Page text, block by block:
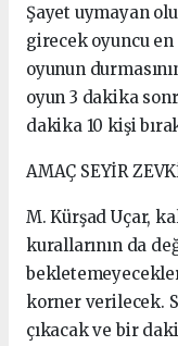
Şayet uymayan
girecek oyuncu en
oyunun
oyun 3 dakika
dakika 10 kişi
AMAÇ SEYİR
M. Kürşad Uçar,
kurallarının da
korner verilecek.
çıkacak ve bir